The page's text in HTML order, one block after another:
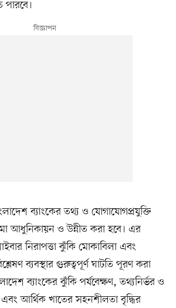
পারবে।
ব্যাংকের তথ্য ও যোগাযোগপ্রযুক্তি
আধুনিকায়ন ও উন্নীত করা হবে। এর
নিরাপত্তা ঝুঁকি মোকাবিলা এবং
ব্যবস্থার গুরুত্বপূর্ণ ঘাটতি পূরণ করা
ব্যাংকের ঝুঁকি পর্যবেক্ষণ, তথ্যনির্ভর ও
আর্থিক খাতের সহনশীলতা বৃদ্ধির